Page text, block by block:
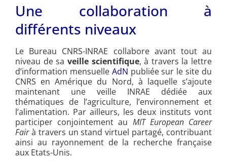
Une collaboration à
différents niveaux
Le Bureau CNRS-INRAE collabore avant tout au
niveau de sa veille scientifique, à travers la lettre
d’information mensuelle AdN publiée sur le site du
CNRS en Amérique du Nord, à laquelle s’ajoute
maintenant une veille INRAE dédiée aux
thématiques de l’agriculture, l’environnement et
l’alimentation. Par ailleurs, les deux instituts vont
participer conjointement au MIT European Career
Fairà travers un stand virtuel partagé, contribuant
ainsi au rayonnement de la recherche française
aux Etats-Unis.